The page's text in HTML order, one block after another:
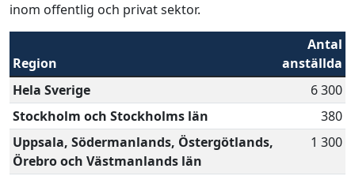
inom offentlig och privat sektor.
Region
Antal
anställda
Hela Sverige
6 300
Stockholm och Stockholms län
380
Uppsala, Södermanlands, Östergötlands,
Örebro och Västmanlands län
1 300